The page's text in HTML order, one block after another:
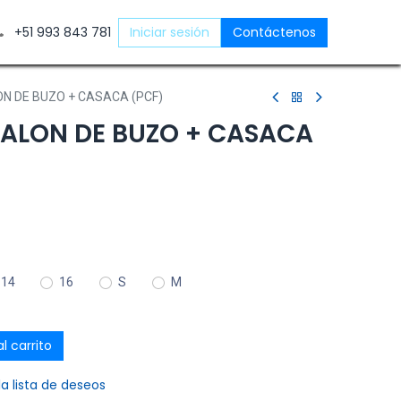
+51 993 843 781 Iniciar sesión Contáctenos
DE BUZO + CASACA (PCF)
DE BUZO + CASACA
14 16 S M
carrito
lista de deseos